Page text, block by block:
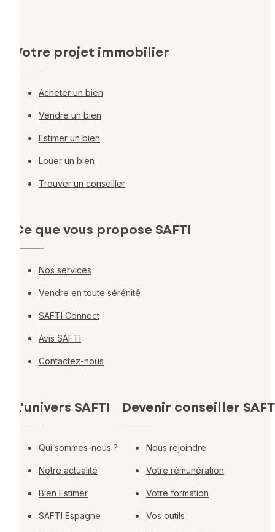
Votre projet immobilier
Acheter un bien
Vendre un bien
Estimer un bien
Louer un bien
Trouver un conseiller
Ce que vous propose SAFTI
Nos services
Vendre en toute sérénité
SAFTI Connect
Avis SAFTI
Contactez-nous
L'univers SAFTI
Qui sommes-nous ?
Notre actualité
Bien Estimer
SAFTI Espagne
Devenir conseiller
Nous rejoindre
Votre rémunération
Votre formation
Vos outils